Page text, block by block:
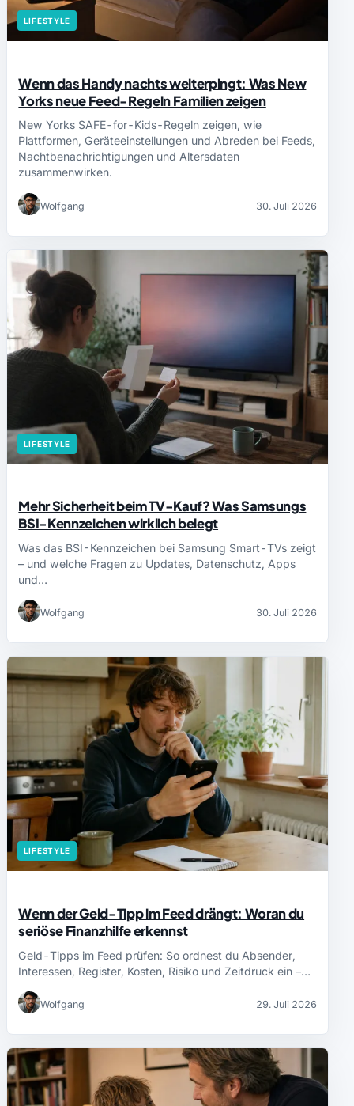
LIFESTYLE
Wenn das Handy nachts weiterpingt: Was New
Yorks neue Feed-Regeln Familien zeigen
New Yorks SAFE-for-Kids-Regeln zeigen, wie
Plattformen, Geräteeinstellungen und Abreden bei Feeds,
Nachtbenachrichtigungen und Altersdaten
zusammenwirken.
Wolfgang 30. Juli 2026
LIFESTYLE
Mehr Sicherheit beim TV-Kauf? Was Samsungs
BSI-Kennzeichen wirklich belegt
Was das BSI-Kennzeichen bei Samsung Smart-TVs zeigt
– und welche Fragen zu Updates, Datenschutz, Apps
und…
Wolfgang 30. Juli 2026
LIFESTYLE
Wenn der Geld-Tipp im Feed drängt: Woran du
seriöse Finanzhilfe erkennst
Geld-Tipps im Feed prüfen: So ordnest du Absender,
Interessen, Register, Kosten, Risiko und Zeitdruck ein –…
Wolfgang 29. Juli 2026